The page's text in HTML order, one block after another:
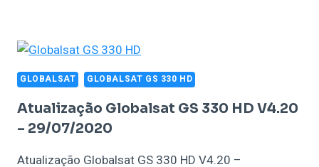
GLOBALSAT GLOBALSAT GS 330 HD
Atualização Globalsat GS 330 HD V4.20
– 29/07/2020
Atualização Globalsat GS 330 HD V4.20 –